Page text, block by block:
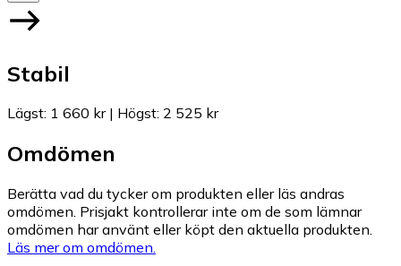
Stabil
Lägst: 1 660 kr| Högst: 2 525 kr
Omdömen
Berätta vad du tycker om produkten eller läs andras
omdömen. Prisjakt kontrollerar inte om de som lämnar
omdömen har använt eller köpt den aktuella produkten.
Läs mer om omdömen.